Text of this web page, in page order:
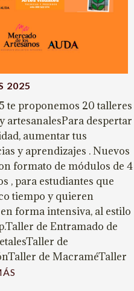
2025
te proponemos 20 talleres
artesanalesPara despertar
aumentar tus
y aprendizajes . Nuevos
formato de módulos de 4
, para estudiantes que
tiempo y quieren
forma intensiva, al estilo
de Entramado de
de
de MacraméTaller